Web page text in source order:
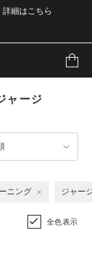
詳細はこちら
ャージ
ニング ジャー
全色表示